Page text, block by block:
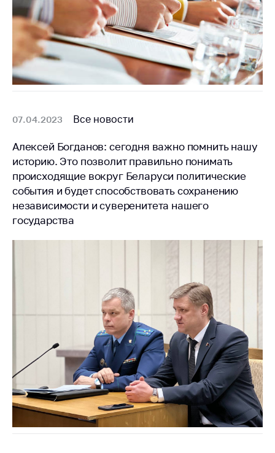
07.04.2023 Все новости
Алексей Богданов: сегодня важно помнить нашу
историю. Это позволит правильно понимать
происходящие вокруг Беларуси политические
события и будет способствовать сохранению
независимости и суверенитета нашего
государства